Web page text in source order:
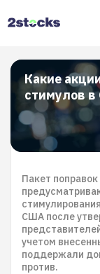
Какие
стимулов
Пакет
США после
учетом
поддержали
против.